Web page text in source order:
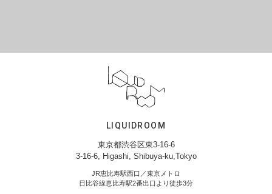
LIQUIDROOM
東京都渋谷区東3-16-6
3-16-6, Higashi, Shibuya-ku,Tokyo
JR恵比寿駅西口／東京メトロ
日比谷線恵比寿駅2番出口より徒歩3分